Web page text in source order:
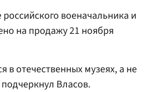
военачальника и
на продажу 21 ноября
отечественных музеях, а не
Власов.